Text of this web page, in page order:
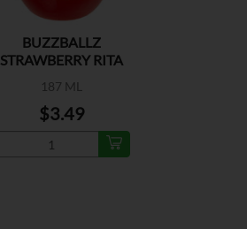
BUZZBALLZ
STRAWBERRY RITA
187 ML
$3.49